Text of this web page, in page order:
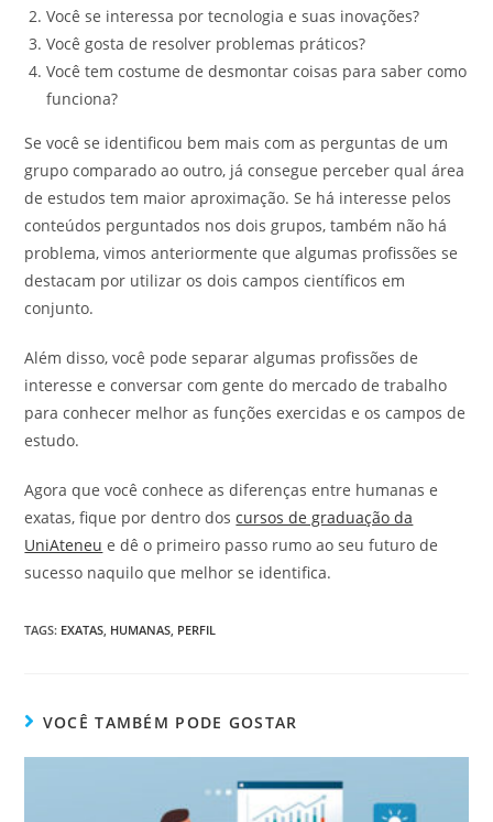
Você se interessa por tecnologia e suas inovações?
Você gosta de resolver problemas práticos?
Você tem costume de desmontar coisas para saber como
funciona?
Se você se identificou bem mais com as perguntas de um
grupo comparado ao outro, já consegue perceber qual área
de estudos tem maior aproximação. Se há interesse pelos
conteúdos perguntados nos dois grupos, também não há
problema, vimos anteriormente que algumas profissões se
destacam por utilizar os dois campos científicos em
conjunto.
Além disso, você pode separar algumas profissões de
interesse e conversar com gente do mercado de trabalho
para conhecer melhor as funções exercidas e os campos de
estudo.
Agora que você conhece as diferenças entre humanas e
exatas, fique por dentro doscursos de graduação da
UniAteneu e dê o primeiro passo rumo ao seu futuro de
sucesso naquilo que melhor se identifica.
TAGS: EXATAS HUMANAS PERFIL
VOCÊ TAMBÉM PODE GOSTAR